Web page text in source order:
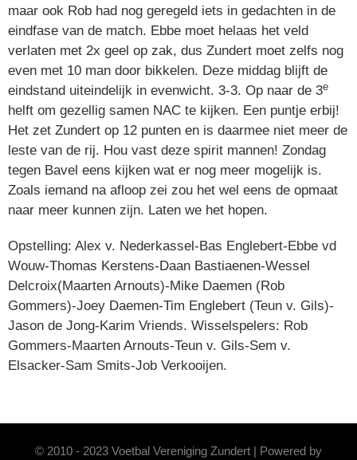
maar ook Rob had nog geregeld iets in gedachten in de
eindfase van de match. Ebbe moet helaas het veld
verlaten met 2x geel op zak, dus Zundert moet zelfs nog
even met 10 man door bikkelen. Deze middag blijft de
eindstand uiteindelijk in evenwicht. 3-3. Op naar de 3e
helft om gezellig samen NAC te kijken. Een puntje erbij!
Het zet Zundert op 12 punten en is daarmee niet meer de
leste van de rij. Hou vast deze spirit mannen! Zondag
tegen Bavel eens kijken wat er nog meer mogelijk is.
Zoals iemand na afloop zei zou het wel eens de opmaat
naar meer kunnen zijn. Laten we het hopen.
Opstelling: Alex v. Nederkassel-Bas Englebert-Ebbe vd
Wouw-Thomas Kerstens-Daan Bastiaenen-Wessel
Delcroix(Maarten Arnouts)-Mike Daemen (Rob
Gommers)-Joey Daemen-Tim Englebert (Teun v. Gils)-
Jason de Jong-Karim Vriends. Wisselspelers: Rob
Gommers-Maarten Arnouts-Teun v. Gils-Sem v.
Elsacker-Sam Smits-Job Verkooijen.
© 2010 - 2023 Voetbal Vereniging Zundert | Powered by